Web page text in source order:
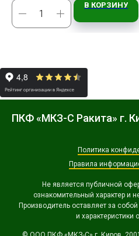
В КОРЗИНУ
ПКФ «МКЗ-С Ракита» г.
Политика
Правила
Не является публичной
ознакомительный характер и
Производитель оставляет за
и характеристики